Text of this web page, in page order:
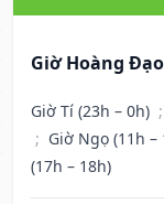
Giờ Hoàng Đạo
Giờ Tí (23h – 0h) ;
; Giờ Ngọ (11h –
(17h – 18h)